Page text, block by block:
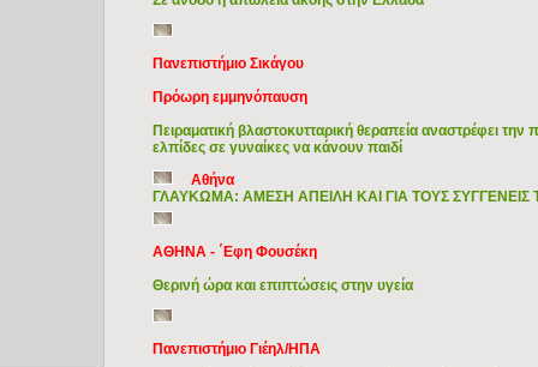
Πανεπιστήμιο Σικάγου
Πρόωρη εμμηνόπαυση
Πειραματική βλαστοκυτταρική θεραπεία αναστρέφει
ελπίδες σε γυναίκες να κάνουν παιδί
Αθήνα
ΓΛΑΥΚΩΜΑ: ΑΜΕΣΗ ΑΠΕΙΛΗ ΚΑΙ ΓΙΑ ΤΟΥΣ
ΑΘΗΝΑ - ΄Εφη Φουσέκη
Θερινή ώρα και επιπτώσεις στην υγεία
Πανεπιστήμιο Γιέηλ/ΗΠΑ